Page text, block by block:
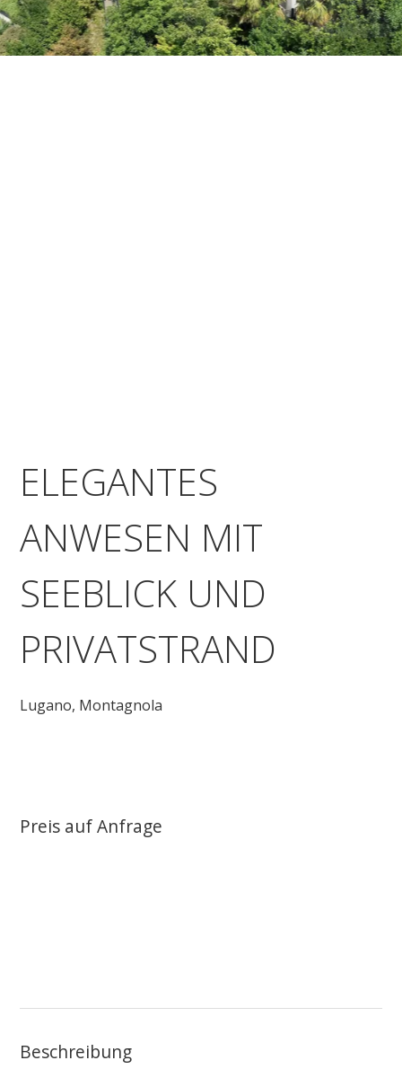
ELEGANTES
ANWESEN MIT
SEEBLICK UND
PRIVATSTRAND
Lugano, Montagnola
Preis auf Anfrage
Beschreibung